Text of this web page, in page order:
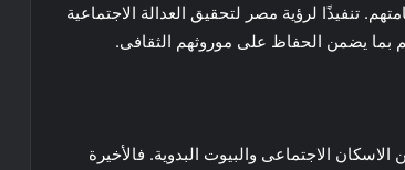
تنفيذًا لرؤية مصر لتحقيق العدالة الاجتماعية
بما يضمن الحفاظ على موروثهم الثقافى.
الاجتماعى والبيوت البدوية. فالأخيرة